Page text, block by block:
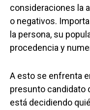
consideraciones la
o negativos.
la persona, su
procedencia y
A esto se enfrenta
presunto candidato
está decidiendo